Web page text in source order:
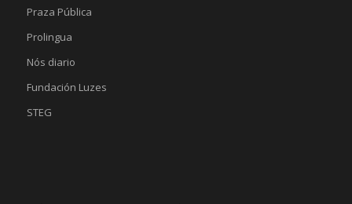
Praza Pública
Prolingua
Nós diario
Fundación Luzes
STEG